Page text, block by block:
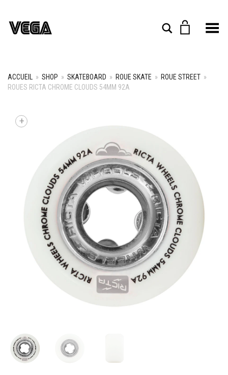
Rechercher
Toggle Menu
ACCUEIL » SHOP » SKATEBOARD » ROUE SKATE » ROUE STREET »
ROUES RICTA CHROME CLOUDS 54MM 92A
+